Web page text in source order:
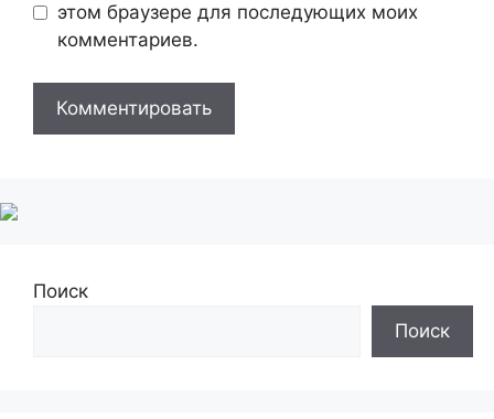
этом браузере для последующих моих
комментариев.
Поиск
Поиск